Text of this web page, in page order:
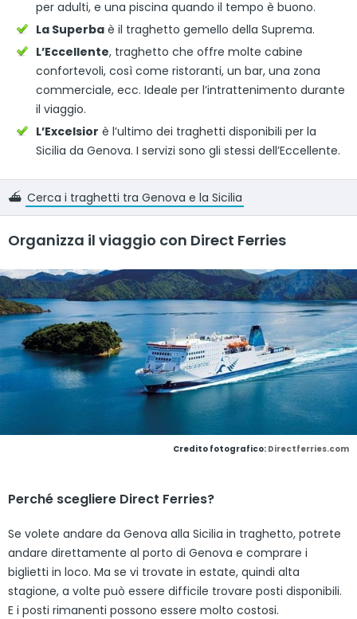
per adulti, e una piscina quando il tempo è buono.
La Superba è il traghetto gemello della Suprema.
L’Eccellente, traghetto che offre molte cabine
confortevoli, così come ristoranti, un bar, una zona
commerciale, ecc. Ideale per l’intrattenimento durante
il viaggio.
L’Excelsior è l’ultimo dei traghetti disponibili per la
Sicilia da Genova. I servizi sono gli stessi dell’Eccellente.
⛴️ Cerca i traghetti tra Genova e la Sicilia
Organizza il viaggio con Direct Ferries
Credito fotografico: Directferries.com
Perché scegliere Direct Ferries?
Se volete andare da Genova alla Sicilia in traghetto, potrete
andare direttamente al porto di Genova e comprare i
biglietti in loco. Ma se vi trovate in estate, quindi alta
stagione, a volte può essere difficile trovare posti disponibili.
E i posti rimanenti possono essere molto costosi.